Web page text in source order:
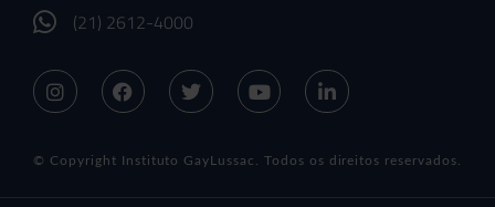
(21) 2612-4000
© Copyright Instituto GayLussac. Todos os direitos reservados.